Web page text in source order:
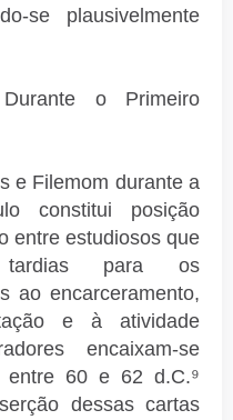
se plausivelmente
o Primeiro
e Filemom durante a
constitui posição
entre estudiosos que
tardias para os
ao encarceramento,
e à atividade
encaixam-se
entre 60 e 62 d.C.⁹
dessas cartas